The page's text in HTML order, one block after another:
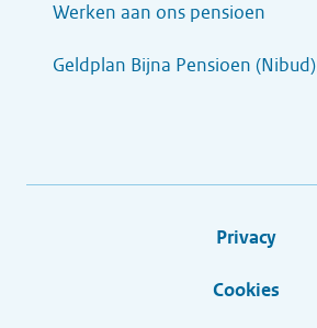
Werken aan ons pensioen
Geldplan Bijna Pensioen (Nibud)
Privacy
Cookies